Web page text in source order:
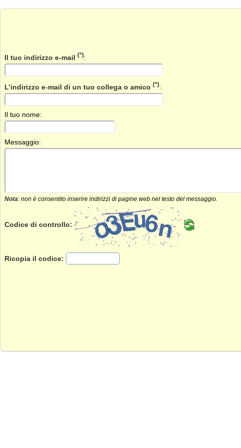
Il tuo indirizzo e-mail (*):
L’indirizzo e-mail di un tuo collega o amico (*):
Il tuo nome:
Messaggio:
Nota: non è consentito inserire indirizzi di pagine web nel testo del messaggio.
Codice di controllo:
Ricopia il codice: